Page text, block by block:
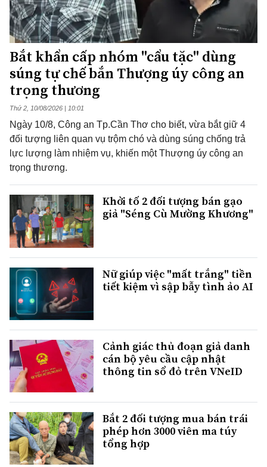
Bắt khẩn cấp nhóm "cẩu tặc" dùng
súng tự chế bắn Thượng úy công an
trọng thương
Thứ 2, 10/08/2026 | 10:01
Ngày 10/8, Công an Tp.Cần Thơ cho biết, vừa bắt giữ 4
đối tượng liên quan vụ trộm chó và dùng súng chống trả
lực lượng làm nhiệm vụ, khiến một Thượng úy công an
trọng thương.
Khởi tố 2 đối tượng bán gạo
giả "Séng Cù Mường Khương"
Nữ giúp việc "mất trắng" tiền
tiết kiệm vì sập bẫy tình ảo AI
Cảnh giác thủ đoạn giả danh
cán bộ yêu cầu cập nhật
thông tin sổ đỏ trên VNeID
Bắt 2 đối tượng mua bán trái
phép hơn 3000 viên ma túy
tổng hợp